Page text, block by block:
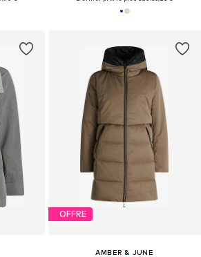
OFFRE
AMBER & JUNE